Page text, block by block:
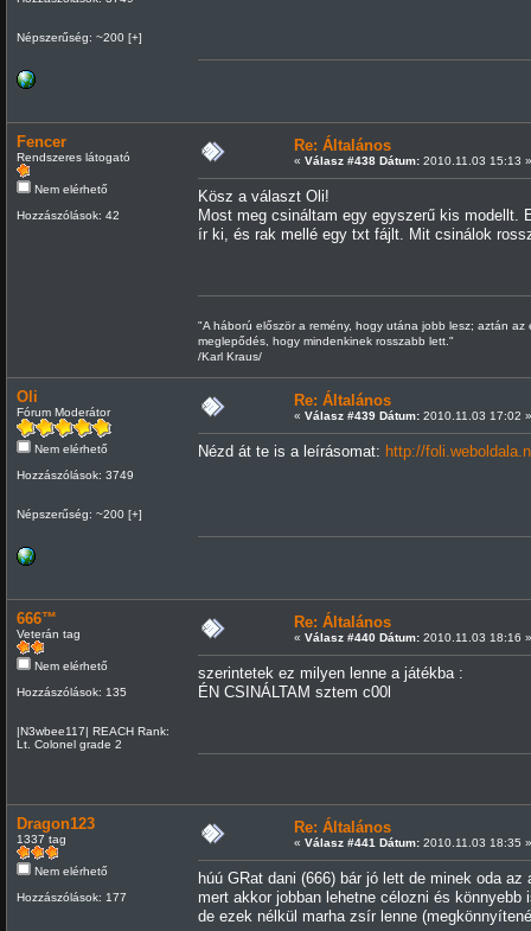
Népszerűség: ~200 [+]
Fencer
Rendszeres látogató
Nem elérhető
Hozzászólások: 42
Re: Általános
« Válasz #438 Dátum:2010.11.03 15:13 »
Kösz a választ Oli!
Most meg csináltam egy egyszerű kis modellt.
ír ki, és rak mellé egy txt fájlt. Mit csinálok
"A háború először a remény, hogy utána jobb lesz; aztán
meglepődés, hogy mindenkinek rosszabb lett."
/Karl Kraus/
Oli
Fórum Moderátor
Nem elérhető
Hozzászólások: 3749
Népszerűség: ~200 [+]
Re: Általános
« Válasz #439 Dátum:2010.11.03 17:02 »
Nézd át te is a leírásomat: http://
666™
Veterán tag
Nem elérhető
Hozzászólások: 135
|N3wbee117| REACH Rank:
Lt. Colonel grade 2
Re: Általános
« Válasz #440 Dátum:2010.11.03 18:16 »
szerintetek ez milyen lenne a játékba :
ÉN CSINÁLTAM sztem c00l
Dragon123
1337 tag
Nem elérhető
Hozzászólások: 177
Re: Általános
« Válasz #441 Dátum:2010.11.03 18:35 »
húú GRat dani (666) bár jó lett de minek oda
mert akkor jobban lehetne célozni és
de ezek nélkül marha zsír lenne